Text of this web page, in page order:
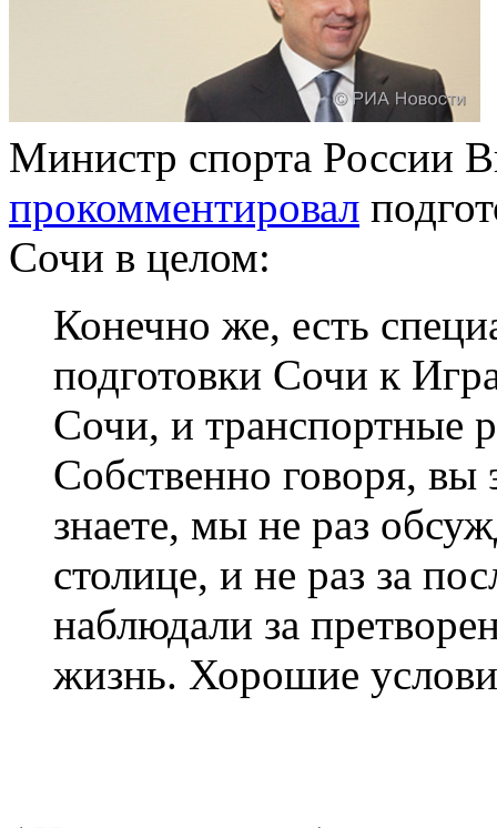
Министр спорта России
прокомментировал
Сочи в целом:
Конечно же, есть
подготовки Сочи к
Сочи, и транспортные
Собственно говоря, вы
знаете, мы не раз
столице, и не раз за
наблюдали за
жизнь. Хорошие